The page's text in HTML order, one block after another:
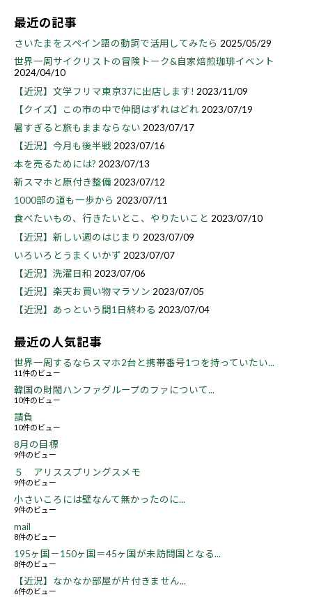
最近の記事
さいたまをスペイン語の動詞で活用してみたら 2025/05/29
世界一周サイクリストの冒険トーク&自家焙煎珈琲イベント
2024/04/10
【近況】文学フリマ東京37に出店します! 2023/11/09
【クイズ】この市の中で仲間はずれはどれ 2023/07/19
暑すぎると旅もままならない 2023/07/17
【近況】今月も後半戦 2023/07/16
本を売るためには? 2023/07/13
新スマホと原付き整備 2023/07/12
1000部の道も一歩から 2023/07/11
食べたいもの、行きたいとこ、やりたいこと 2023/07/10
【近況】新しい週のはじまり 2023/07/09
いろいろとうまくいかず 2023/07/07
【近況】洗濯日和 2023/07/06
【近況】楽天お買い物マラソン 2023/07/05
【近況】あっという間1日終わる 2023/07/04
最近の人気記事
世界一周するならスマホ2台と携帯番号1つを持っていたい...
11件のビュー
韓国の財閥ハンファグループのファについて...
10件のビュー
請負
10件のビュー
8月の目標
9件のビュー
５ アリススプリングスメモ
9件のビュー
小さいころには壁なんて無かったのに...
9件のビュー
mail
8件のビュー
195ヶ国－150ヶ国＝45ヶ国が未訪問国となる...
8件のビュー
【近況】なかなか部屋が片付きません...
6件のビュー